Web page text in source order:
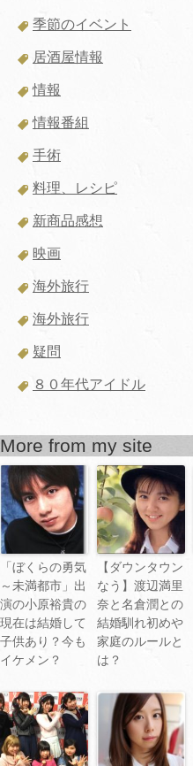
季節のイベント
居酒屋情報
情報
情報番組
手術
料理、レシピ
新商品感想
映画
海外旅行
海外旅行
疑問
８０年代アイドル
More from my site
「ぼくらの勇気
～未満都市」出
演の小原裕貴の
現在は結婚して
子供あり？今も
イケメン？
【ダウンタウン
なう】渡辺満里
奈と名倉潤との
結婚馴れ初めや
家庭のルールと
は？